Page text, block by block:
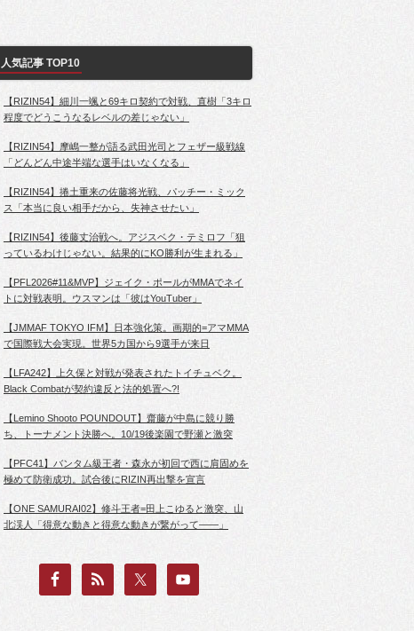
人気記事 TOP10
【RIZIN54】細川一颯と69キロ契約で対戦、直樹「3キロ
程度でどうこうなるレベルの差じゃない」
【RIZIN54】摩嶋一整が語る武田光司とフェザー級戦線
「どんどん中途半端な選手はいなくなる」
【RIZIN54】捲土重来の佐藤将光戦、パッチー・ミック
ス「本当に良い相手だから、失神させたい」
【RIZIN54】後藤丈治戦へ。アジスベク・テミロフ「狙
っているわけじゃない。結果的にKO勝利が生まれる」
【PFL2026#11&MVP】ジェイク・ポールがMMAでネイ
トに対戦表明。ウスマンは「彼はYouTuber」
【JMMAF TOKYO IFM】日本強化策。画期的=アマMMA
で国際戦大会実現。世界5カ国から9選手が来日
【LFA242】上久保と対戦が発表されたトイチュベク。
Black Combatが契約違反と法的処置へ?!
【Lemino Shooto POUNDOUT】齋藤が中島に競り勝
ち、トーナメント決勝へ。10/19後楽園で野瀬と激突
【PFC41】バンタム級王者・森永が初回で西に肩固めを
極めて防衛成功。試合後にRIZIN再出撃を宣言
【ONE SAMURAI02】修斗王者=田上こゆると激突、山
北渓人「得意な動きと得意な動きが繋がって――」